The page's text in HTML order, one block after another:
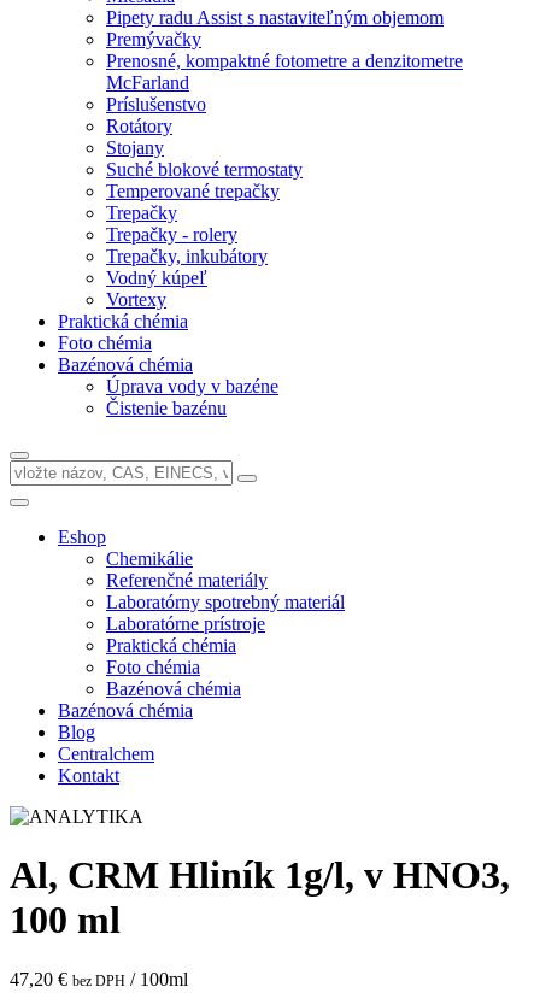
Pipety radu Assist s nastaviteľným objemom
Premývačky
Prenosné, kompaktné fotometre a denzitometre
McFarland
Príslušenstvo
Rotátory
Stojany
Suché blokové termostaty
Temperované trepačky
Trepačky
Trepačky - rolery
Trepačky, inkubátory
Vodný kúpeľ
Vortexy
Praktická chémia
Foto chémia
Bazénová chémia
Úprava vody v bazéne
Čistenie bazénu
Eshop
Chemikálie
Referenčné materiály
Laboratórny spotrebný materiál
Laboratórne prístroje
Praktická chémia
Foto chémia
Bazénová chémia
Bazénová chémia
Blog
Centralchem
Kontakt
Al, CRM Hliník 1g/l, v HNO3,
100 ml
47,20 € bez DPH / 100ml